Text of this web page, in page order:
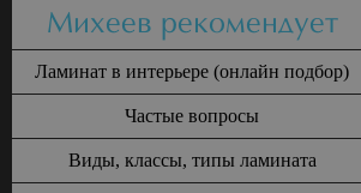
Михеев рекомендует
Ламинат в интерьере (онлайн подбор)
Частые вопросы
Виды, классы, типы ламината